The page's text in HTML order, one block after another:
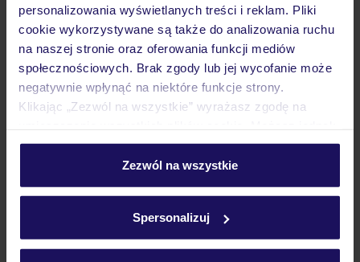
personalizowania wyświetlanych treści i reklam. Pliki
cookie wykorzystywane są także do analizowania ruchu
na naszej stronie oraz oferowania funkcji mediów
społecznościowych. Brak zgody lub jej wycofanie może
negatywnie wpłynąć na niektóre funkcje strony.
Klikając „Zezwól na wszystkie” wyrażasz zgodę na
personalizować swój wybór wchodząc w zakładkę
Szczegółowe informacje o plikach cookie znajdziesz
Zezwól na wszystkie
Spersonalizuj
Opinie
Pokoje
Atrakcje
Ważne informacje